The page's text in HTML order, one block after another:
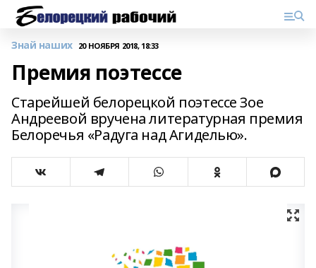
Знай наших 20 НОЯБРЯ 2018, 18:33
Премия поэтессе
Старейшей белорецкой поэтессе Зое
Андреевой вручена литературная премия
Белоречья «Радуга над Агиделью».